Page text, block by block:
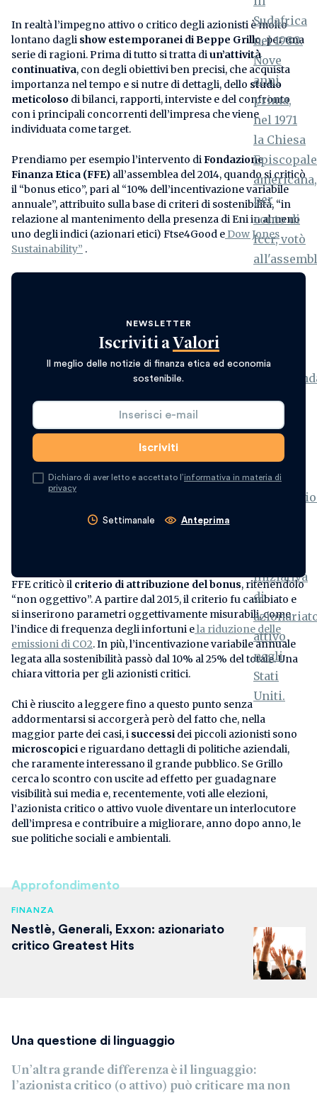
In realtà l’impegno attivo o critico degli azionisti è molto
lontano dagli show estemporanei diBeppe Grillo,per una
serie di ragioni. Prima di tutto si tratta diun’attività
continuativa, con degli obiettivi ben precisi, che acquista
importanza nel tempo e si nutre di dettagli, dello studio
meticoloso di bilanci, rapporti, interviste e del confronto
con i principali concorrenti dell’impresa che viene
individuata come target.
Prendiamo per esempio l’intervento diFondazione
Finanza Etica (FFE) all’assemblea del 2014, quando si criticò
il “bonus etico”, pari al “10% dell’incentivazione variabile
annuale”, attribuito sulla base di criteri di sostenibilità, “in
relazione al mantenimento della presenza di Eni in almeno
uno degli indici (azionari etici) Ftse4Good e Dow Jones
Sustainability” .
NEWSLETTER
Iscriviti a Valori
Il meglio delle notizie di finanza etica ed economia
sostenibile.
Dichiaro di aver letto e accettato l’informativa in materia di
privacy
Settimanale Anteprima
FFE criticò il criterio di attribuzione del bonus, ritenendolo
“non oggettivo”. A partire dal 2015, il criterio fu cambiato e
si inserirono parametri oggettivamente misurabili, come
l’indice di frequenza degli infortuni ela riduzione delle
emissioni di CO2. In più, l’incentivazione variabile annuale
legata alla sostenibilità passò dal 10% al 25% del totale. Una
chiara vittoria per gli azionisti critici.
Chi è riuscito a leggere fino a questo punto senza
addormentarsi si accorgerà però del fatto che, nella
maggior parte dei casi, i successi dei piccoli azionisti sono
microscopici e riguardano dettagli di politiche aziendali,
che raramente interessano il grande pubblico. Se Grillo
cerca lo scontro con uscite ad effetto per guadagnare
visibilità sui media e, recentemente, voti alle elezioni,
l’azionista critico o attivo vuole diventare un interlocutore
dell’impresa e contribuire a migliorare, anno dopo anno, le
sue politiche sociali e ambientali.
Approfondimento
FINANZA
Nestlè, Generali, Exxon: azionariato
critico Greatest Hits
Una questione di linguaggio
Un’altra grande differenza è il linguaggio:
l’azionista critico (o attivo) può criticare ma non